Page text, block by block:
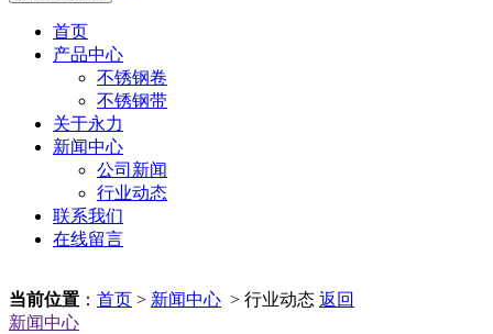
首页
产品中心
不锈钢卷
不锈钢带
关于永力
新闻中心
公司新闻
行业动态
联系我们
在线留言
当前位置 ： 首页 > 新闻中心 > 行业动态 返回
新闻中心